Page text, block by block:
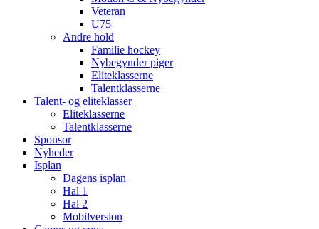
Veteran
U75
Andre hold
Familie hockey
Nybegynder piger
Eliteklasserne
Talentklasserne
Talent- og eliteklasser
Eliteklasserne
Talentklasserne
Sponsor
Nyheder
Isplan
Dagens isplan
Hal 1
Hal 2
Mobilversion